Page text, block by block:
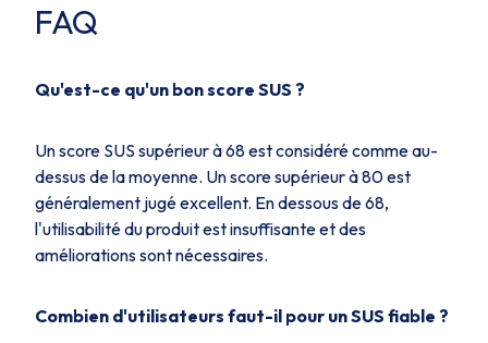
FAQ
Qu'est-ce qu'un bon score SUS ?
Un score SUS supérieur à 68 est considéré comme au-
dessus de la moyenne. Un score supérieur à 80 est
généralement jugé excellent. En dessous de 68,
l'utilisabilité du produit est insuffisante et des
améliorations sont nécessaires.
Combien d'utilisateurs faut-il pour un SUS fiable ?